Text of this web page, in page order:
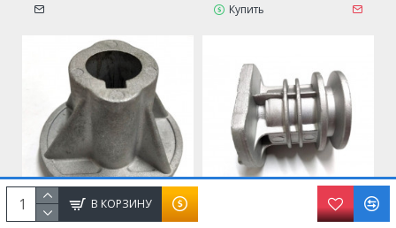
В КОРЗИНУ
Купить
АДАПТЕР НОЖА (КРЕПЛЕНИЕ АДАПТЕР НОЖА (КРЕПЛЕНИЕ